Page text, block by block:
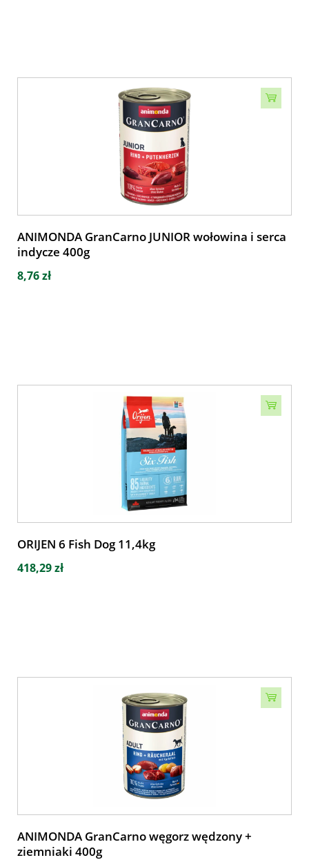
ANIMONDA GranCarno JUNIOR wołowina i serca
indycze 400g
8,76 zł
ORIJEN 6 Fish Dog 11,4kg
418,29 zł
ANIMONDA GranCarno węgorz wędzony +
ziemniaki 400g